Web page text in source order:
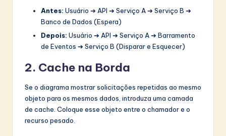
Antes: Usuário ➔ API ➔ Serviço A ➔ Serviço B ➔
Banco de Dados (Espera)
Depois: Usuário ➔ API ➔ Serviço A ➔ Barramento
de Eventos ➔ Serviço B (Disparar e Esquecer)
2. Cache na Borda
Se o diagrama mostrar solicitações repetidas ao mesmo
objeto para os mesmos dados, introduza uma camada
de cache. Coloque esse objeto entre o chamador e o
recurso pesado.